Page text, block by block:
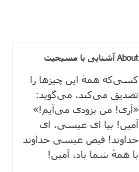
About آشنایی با مسیحیت
کسی‌که همهٔ این چیزها را
تصدیق می‌كند، می‌گوید:
«آری! من بزودی می‌آیم!»
آمین! بیا ای عیسی، ای
خداوند! فیض عیسی خداوند
با همهٔ شما باد، آمین!